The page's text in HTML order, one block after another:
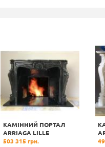
КАМІННИЙ ПОРТАЛ
ARRIAGA LILLE
503 315 грн.